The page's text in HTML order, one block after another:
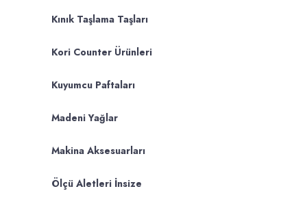
Kınık Taşlama Taşları
Kori Counter Ürünleri
Kuyumcu Paftaları
Madeni Yağlar
Makina Aksesuarları
Ölçü Aletleri İnsize